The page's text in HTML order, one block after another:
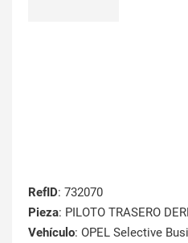
RefID: 732070
Pieza: PILOTO TRASERO
Vehículo: OPEL Selective